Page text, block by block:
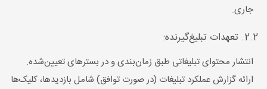
جاری.
2.2. تعهدات تبلیغ‌گیرنده:
انتشار محتوای تبلیغاتی طبق زمان‌بندی و در بسترهای تعیین‌شده.
ارائه گزارش عملکرد تبلیغات (در صورت توافق) شامل بازدیدها، کلیک‌ها